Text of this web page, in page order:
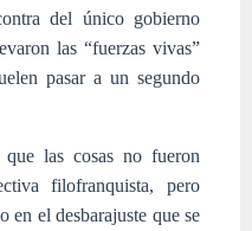
del único gobierno
las “fuerzas vivas”
pasar a un segundo
las cosas no fueron
filofranquista, pero
en el desbarajuste que se